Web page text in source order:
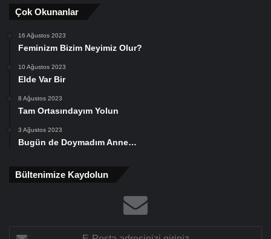
Çok Okunanlar
16 Ağustos 2023
Feminizm Bizim Neyimiz Olur?
10 Ağustos 2023
Elde Var Bir
8 Ağustos 2023
Tam Ortasındayım Yolun
3 Ağustos 2023
Bugün de Doymadım Anne…
Bültenimize Kaydolun